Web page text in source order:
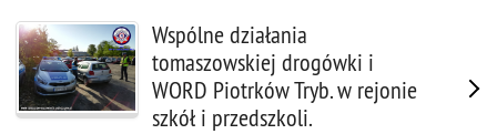
Wspólne działania
tomaszowskiej drogówki i
WORD Piotrków Tryb. w rejonie
szkół i przedszkoli.